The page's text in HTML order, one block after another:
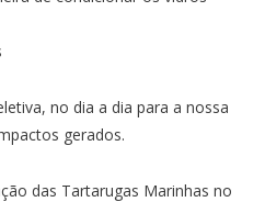
no dia a dia para a nossa
gerados.
das Tartarugas Marinhas no